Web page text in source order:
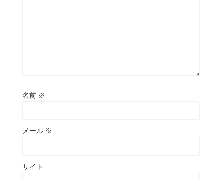
名前 ※
メール ※
サイト